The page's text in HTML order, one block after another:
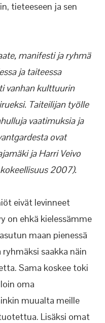
tieteeseen ja sen
manifesti ja ryhmä
ja taiteessa
vanhan kulttuurin
Taiteilijan työlle
vaatimuksia ja
ovat
ja Harri Veivo
2007).
eivät levinneet
on ehkä kielessämme
maan pienessä
saakka näin
Sama koskee toki
oma
muualta meille
Lisäksi omat